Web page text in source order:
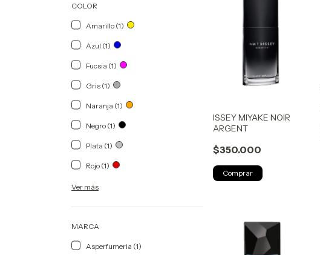
COLOR
Amarillo (1)
Azul (1)
Fucsia (1)
Gris (1)
Naranja (1)
Negro (1)
Plata (1)
Rojo (1)
Ver más
MARCA
Asperfumeria (1)
ISSEY MIYAKE NOIR
ARGENT
$350.000